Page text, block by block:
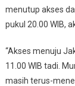
menutup akses
pukul 20.00 WIB,
“Akses menuju
11.00 WIB tadi.
masih terus-